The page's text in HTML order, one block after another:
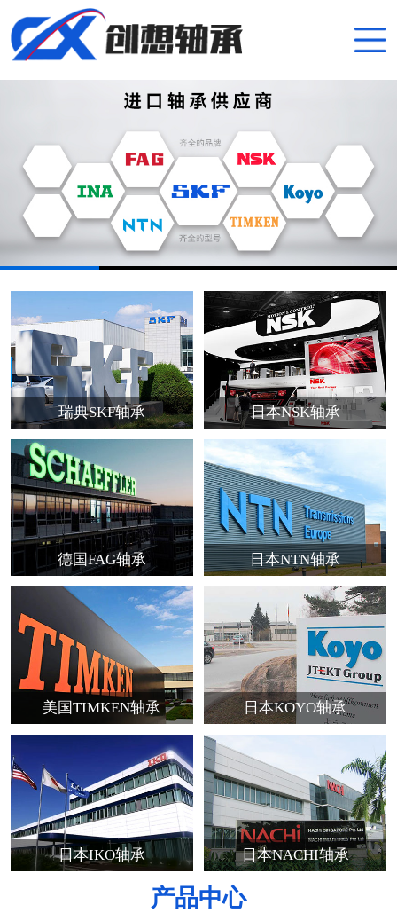
瑞典SKF轴承 日本NSK轴承
德国FAG轴承 日本NTN轴承
美国TIMKEN轴承 日本KOYO轴承
日本IKO轴承 日本NACHI轴承
产品中心